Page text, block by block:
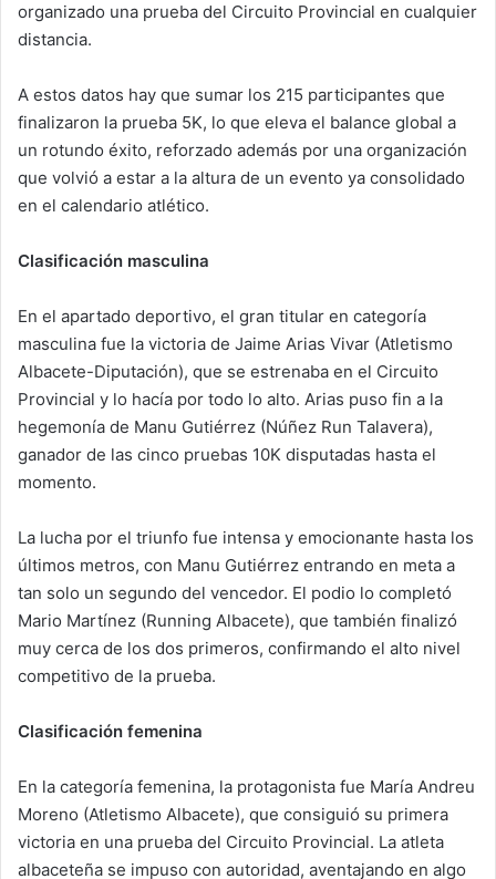
organizado una prueba del Circuito Provincial en cualquier
distancia.
A estos datos hay que sumar los 215 participantes que
finalizaron la prueba 5K, lo que eleva el balance global a
un rotundo éxito, reforzado además por una organización
que volvió a estar a la altura de un evento ya consolidado
en el calendario atlético.
Clasificación masculina
En el apartado deportivo, el gran titular en categoría
masculina fue la victoria de Jaime Arias Vivar (Atletismo
Albacete-Diputación), que se estrenaba en el Circuito
Provincial y lo hacía por todo lo alto. Arias puso fin a la
hegemonía de Manu Gutiérrez (Núñez Run Talavera),
ganador de las cinco pruebas 10K disputadas hasta el
momento.
La lucha por el triunfo fue intensa y emocionante hasta los
últimos metros, con Manu Gutiérrez entrando en meta a
tan solo un segundo del vencedor. El podio lo completó
Mario Martínez (Running Albacete), que también finalizó
muy cerca de los dos primeros, confirmando el alto nivel
competitivo de la prueba.
Clasificación femenina
En la categoría femenina, la protagonista fue María Andreu
Moreno (Atletismo Albacete), que consiguió su primera
victoria en una prueba del Circuito Provincial. La atleta
albaceteña se impuso con autoridad, aventajando en algo